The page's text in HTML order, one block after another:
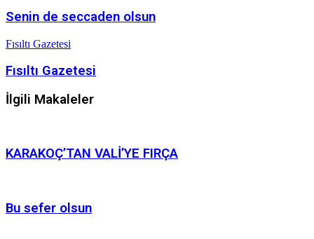
Senin de seccaden olsun
Fısıltı Gazetesi
Fısıltı Gazetesi
İlgili Makaleler
KARAKOÇ’TAN VALİ’YE FIRÇA
Bu sefer olsun